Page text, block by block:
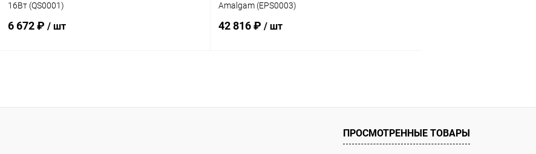
16Вт (QS0001)
6 672 ₽ / шт
В избранное
Amalgam (EPS0003)
42 816 ₽ / шт
В избранное
В наличии
ПРОСМОТРЕННЫЕ ТОВАРЫ